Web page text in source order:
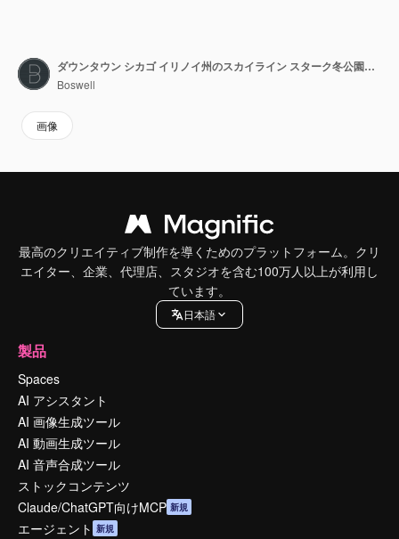
ダウンタウン シカゴ イリノイ州のスカイライン スターク冬公園の木
Boswell
画像
最高のクリエイティブ制作を導くためのプラットフォーム。クリ
エイター、企業、代理店、スタジオを含む100万人以上が利用し
ています。
日本語
製品
Spaces
AI アシスタント
AI 画像生成ツール
AI 動画生成ツール
AI 音声合成ツール
ストックコンテンツ
Claude/ChatGPT向けMCP 新規
エージェント 新規